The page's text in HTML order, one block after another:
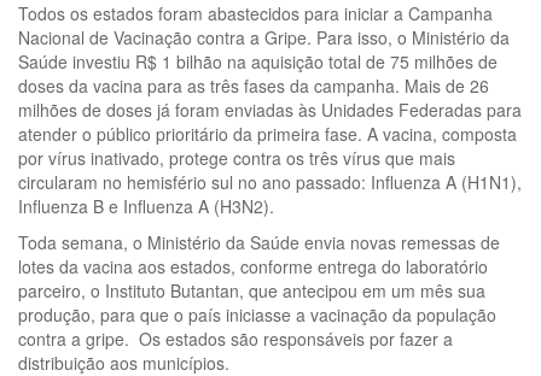
Todos os estados foram abastecidos para iniciar a Campanha
Nacional de Vacinação contra a Gripe. Para isso, o Ministério da
Saúde investiu R$ 1 bilhão na aquisição total de 75 milhões de
doses da vacina para as três fases da campanha. Mais de 26
milhões de doses já foram enviadas às Unidades Federadas para
atender o público prioritário da primeira fase. A vacina, composta
por vírus inativado, protege contra os três vírus que mais
circularam no hemisfério sul no ano passado: Influenza A (H1N1),
Influenza B e Influenza A (H3N2).
Toda semana, o Ministério da Saúde envia novas remessas de
lotes da vacina aos estados, conforme entrega do laboratório
parceiro, o Instituto Butantan, que antecipou em um mês sua
produção, para que o país iniciasse a vacinação da população
contra a gripe. Os estados são responsáveis por fazer a
distribuição aos municípios.